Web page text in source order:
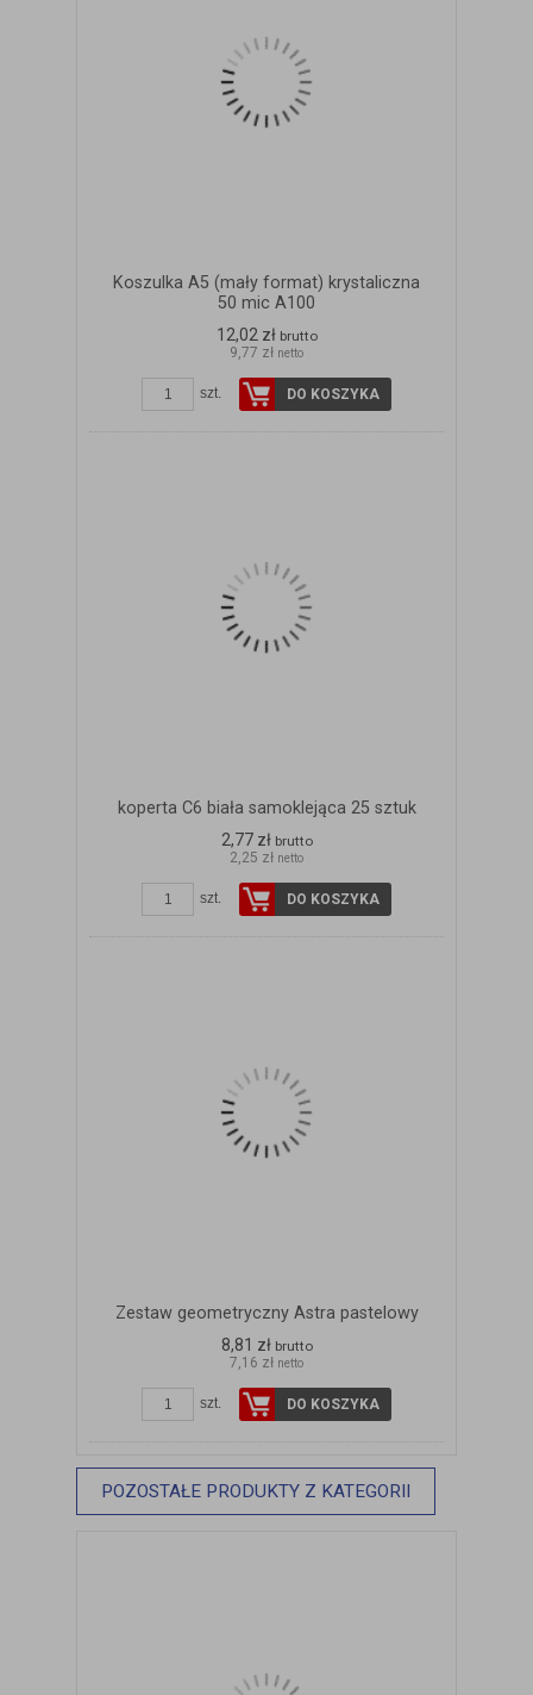
Koszulka A5 (mały format) krystaliczna
50 mic A100
12,02 zł brutto
9,77 zł netto
szt. DO KOSZYKA
koperta C6 biała samoklejąca 25 sztuk
2,77 zł brutto
2,25 zł netto
szt. DO KOSZYKA
Zestaw geometryczny Astra pastelowy
8,81 zł brutto
7,16 zł netto
szt. DO KOSZYKA
POZOSTAŁE PRODUKTY Z KATEGORII